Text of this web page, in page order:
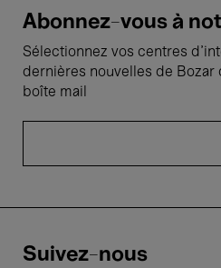
Abonnez-vous à
Sélectionnez vos centres
dernières nouvelles de Bozar
boîte mail
Suivez-nous